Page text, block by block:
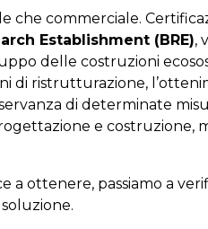
che commerciale.
Establishment (BRE),
delle costruzioni
di ristrutturazione,
di determinate
e costruzione,
a ottenere, passiamo a